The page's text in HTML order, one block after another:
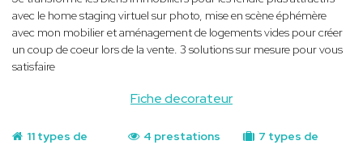
Fiche decorateur
avec le home staging virtuel sur photo, mise en scène éphémère
avec mon mobilier et aménagement de logements vides pour créer
un coup de coeur lors de la vente. 3 solutions sur mesure pour vous
satisfaire
11 types de
7 types de
4 prestations